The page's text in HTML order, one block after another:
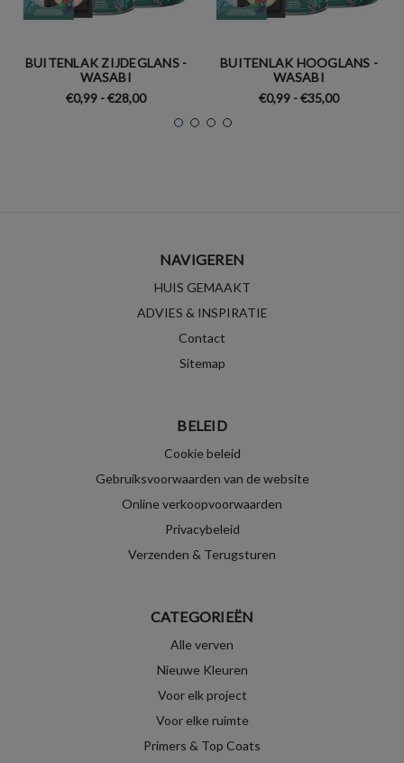
BUITENLAK ZIJDEGLANS -
WASABI
€0,99 - €28,00
BUITENLAK HOOGLANS -
WASABI
€0,99 - €35,00
NAVIGEREN
HUIS GEMAAKT
ADVIES & INSPIRATIE
Contact
Sitemap
BELEID
Cookie beleid
Gebruiksvoorwaarden van de website
Online verkoopvoorwaarden
Privacybeleid
Verzenden & Terugsturen
CATEGORIEËN
Alle verven
Nieuwe Kleuren
Voor elk project
Voor elke ruimte
Primers & Top Coats